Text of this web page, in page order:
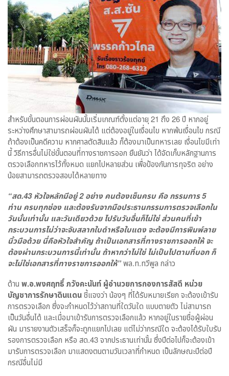
สำหรับขั้นตอนการผ่อนผันนั้นเริ่มเกณฑ์ตั้งแต่อายุ 21 ถึง 26 ปี หากอยู่
ระหว่างศึกษาสามารถผ่อนผันได้ แต่ต้องอยู่ในเงื่อนไข หากพ้นเงื่อนไข กรณี
ถ้าต้องเป็นคดีความ หากศาลตัดสินแล้ว ก็ต้องมาเป็นทหารเลย เงื่อนไขมีเท่า
นี้ วิธีการอื่นไม่ใช่ขั้นตอนที่ทางราชการออก ยืนยันว่า ได้จัดเก็บหลักฐานการ
ตรวจเลือกทหารไว้ทั้งหมด แยกไปหลายส่วน เพื่อป้องกันการทุจริต อย่าง
น้อยสามารถตรวจสอบได้หลายทาง
“สด.43 หัวใจหลักมีอยู่ 2 อย่าง คนต้องเซ็นครบ คือ กรรมการ 5
ท่าน ครบทุกช่อง และต้องรับจากมือประธานกรรมการตรวจเลือกใน
วันนั้นเท่านั้น และวันเดียวด้วย ไปรับวันอื่นก็ไม่ใช่ ส่วนคนที่เข้า
กระบวนการไม่ว่าจะจับสลากใบดำหรือใบแดง จะต้องมีการพิมพ์ลาย
นิ้วมือด้วย นี่คือหัวใจสำคัญ ถ้าเป็นเอกสารที่ทางราชการออกให้ จะ
ต้องผ่านกระบวนการนี้เท่านั้น ถ้าหากว่าไม่ใช่ ไม่เป็นไปตามที่บอก ก็
จะไม่ใช่เอกสารที่ทางราชการออกให้”พล.ท.ทวีพูล กล่าว
ด้าน พ.อ.พงศฤทธิ์ ภวังคะนันท์ ผู้อำนวยการกองการสัสดี หน่วย
บัญชาการรักษาดินแดนชี้แจงว่า น้องๆ ที่ได้รับหมายเรียก จะต้องเข้ารับ
การตรวจเลือก ซึ่งจะกำหนดไว้ว่าสถานที่ใดวันใด แบบตายตัว ไม่สามารถ
เป็นวันอื่นได้ และเมื่อมาเข้ารับการตรวจเลือกแล้ว หากอยู่ในรายชื่อผู้ผ่อน
ผัน มารายงานตัวเสร็จก็จะถูกแยกไปเลย แต่ไม่ว่ากรณีใด จะต้องได้รับใบรับ
รองการตรวจเลือก หรือ สด.43 จากประธานเท่านั้น ซึ่งปีต่อไปก็จะต้องเข้า
มารับการตรวจเลือก มาแสดงตนตามวันเวลาที่กำหนด เป็นลักษณะปีต่อปี
กรณีอื่นไม่มี